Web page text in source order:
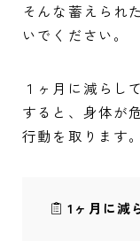
そんな蓄えられ
いでください。
１ヶ月に減らし
すると、身体が
行動を取ります。
1ヶ月に減